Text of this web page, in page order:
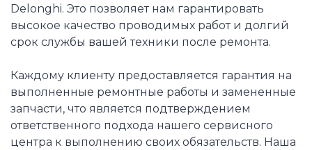
Delonghi. Это позволяет нам гарантировать
высокое качество проводимых работ и долгий
срок службы вашей техники после ремонта.
Каждому клиенту предоставляется гарантия на
выполненные ремонтные работы и замененные
запчасти, что является подтверждением
ответственного подхода нашего сервисного
центра к выполнению своих обязательств. Наша